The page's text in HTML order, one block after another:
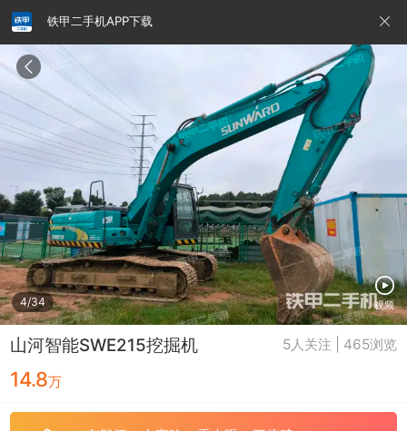
铁甲二手机APP下载
4/34 视频
山河智能SWE215挖掘机 5人关注 | 465浏览
14.8万
请输入手机号
提
表
示
您
同
意
《隐
私
政
策》
铁甲龙总部 4000099032 认证经纪人